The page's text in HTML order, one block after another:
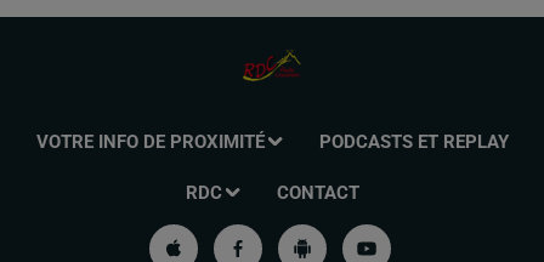
VOTRE INFO DE PROXIMITÉ PODCASTS ET REPLAY
RDC CONTACT